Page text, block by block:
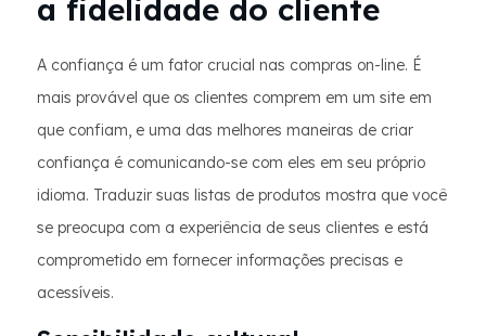
a fidelidade do cliente
A confiança é um fator crucial nas compras on-line. É
mais provável que os clientes comprem em um site em
que confiam, e uma das melhores maneiras de criar
confiança é comunicando-se com eles em seu próprio
idioma. Traduzir suas listas de produtos mostra que você
se preocupa com a experiência de seus clientes e está
comprometido em fornecer informações precisas e
acessíveis.